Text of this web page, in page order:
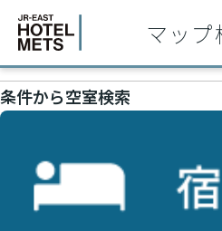
マップ
条件から空室検索